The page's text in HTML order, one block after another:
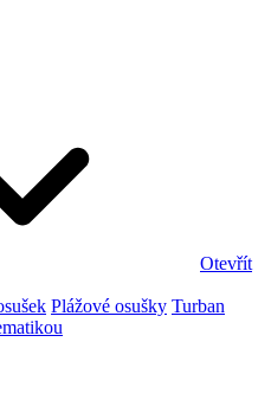
Otevřít
Plážové osušky Turban